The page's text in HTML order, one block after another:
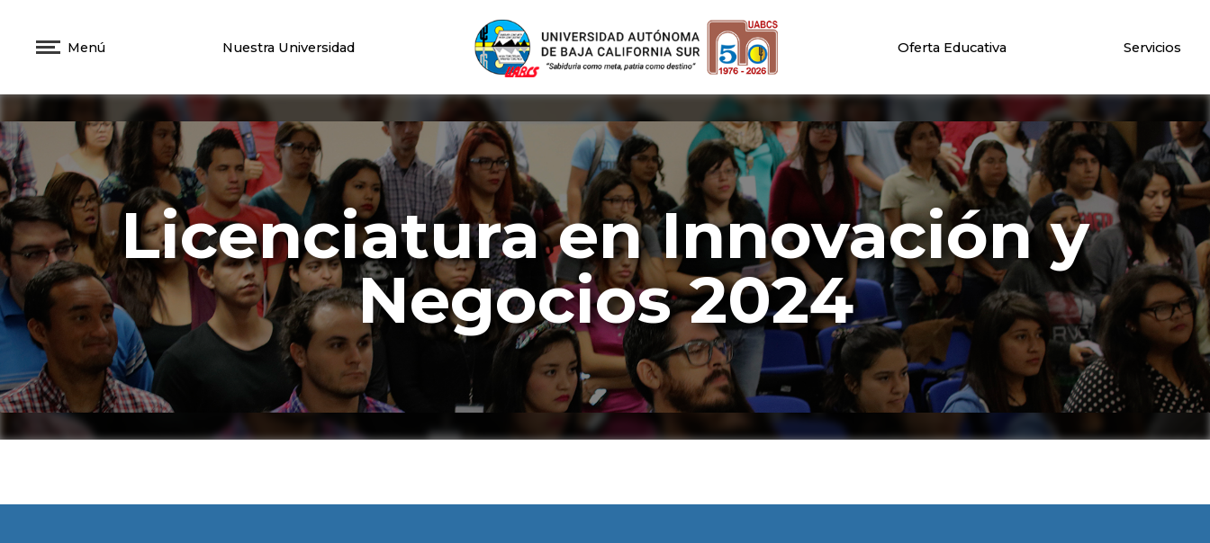
Menú Nuestra Universidad Oferta Educativa Servicios
Licenciatura en Innovación y
Negocios 2024